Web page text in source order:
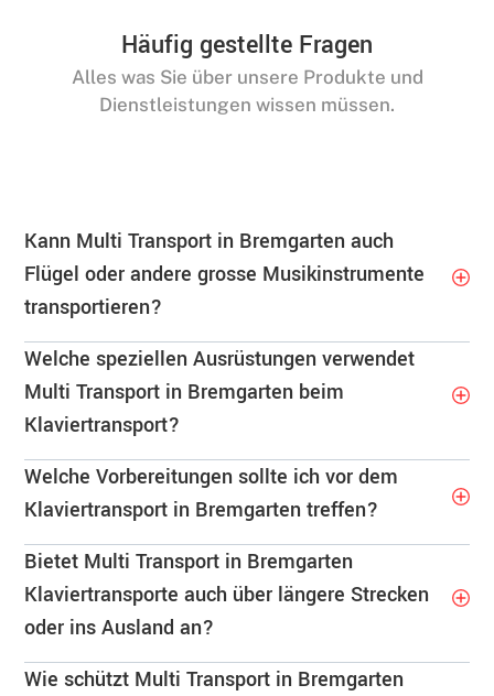
Häufig gestellte Fragen
Alles was Sie über unsere Produkte und
Dienstleistungen wissen müssen.
Kann Multi Transport in Bremgarten auch
Flügel oder andere grosse Musikinstrumente
transportieren?
Welche speziellen Ausrüstungen verwendet
Multi Transport in Bremgarten beim
Klaviertransport?
Welche Vorbereitungen sollte ich vor dem
Klaviertransport in Bremgarten treffen?
Bietet Multi Transport in Bremgarten
Klaviertransporte auch über längere Strecken
oder ins Ausland an?
Wie schützt Multi Transport in Bremgarten